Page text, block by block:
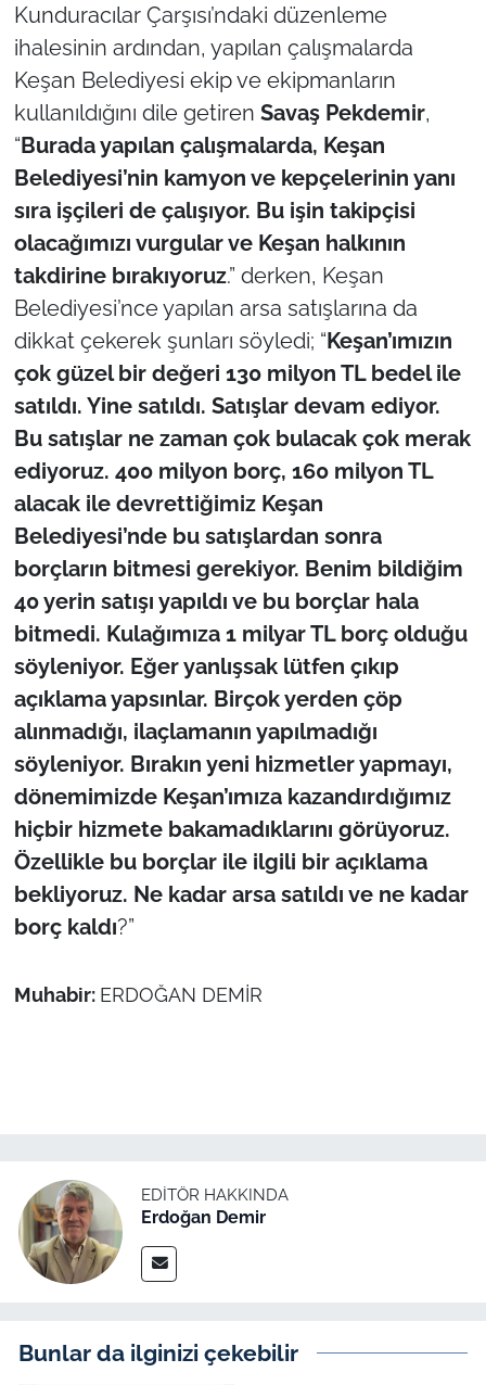
Kunduracılar Çarşısı’ndaki düzenleme
ihalesinin ardından, yapılan çalışmalarda
Keşan Belediyesi ekip ve ekipmanların
kullanıldığını dile getiren Savaş Pekdemir,
“Burada yapılan çalışmalarda, Keşan
Belediyesi’nin kamyon ve kepçelerinin yanı
sıra işçileri de çalışıyor. Bu işin takipçisi
olacağımızı vurgular ve Keşan halkının
takdirine bırakıyoruz.” derken, Keşan
Belediyesi’nce yapılan arsa satışlarına da
dikkat çekerek şunları söyledi; “Keşan’ımızın
çok güzel bir değeri 130 milyon TL bedel ile
satıldı. Yine satıldı. Satışlar devam ediyor.
Bu satışlar ne zaman çok bulacak çok merak
ediyoruz. 400 milyon borç, 160 milyon TL
alacak ile devrettiğimiz Keşan
Belediyesi’nde bu satışlardan sonra
borçların bitmesi gerekiyor. Benim bildiğim
40 yerin satışı yapıldı ve bu borçlar hala
bitmedi. Kulağımıza 1 milyar TL borç olduğu
söyleniyor. Eğer yanlışsak lütfen çıkıp
açıklama yapsınlar. Birçok yerden çöp
alınmadığı, ilaçlamanın yapılmadığı
söyleniyor. Bırakın yeni hizmetler yapmayı,
dönemimizde Keşan’ımıza kazandırdığımız
hiçbir hizmete bakamadıklarını görüyoruz.
Özellikle bu borçlar ile ilgili bir açıklama
bekliyoruz. Ne kadar arsa satıldı ve ne kadar
borç kaldı?”
Muhabir: ERDOĞAN DEMİR
EDITÖR HAKKINDA
Erdoğan Demir
Bunlar da ilginizi çekebilir